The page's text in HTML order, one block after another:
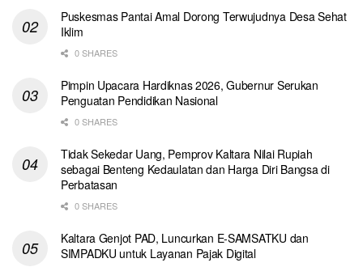
Puskesmas Pantai Amal Dorong Terwujudnya Desa Sehat
Iklim
0 SHARES
Pimpin Upacara Hardiknas 2026, Gubernur Serukan
Penguatan Pendidikan Nasional
0 SHARES
Tidak Sekedar Uang, Pemprov Kaltara Nilai Rupiah
sebagai Benteng Kedaulatan dan Harga Diri Bangsa di
Perbatasan
0 SHARES
Kaltara Genjot PAD, Luncurkan E-SAMSATKU dan
SIMPADKU untuk Layanan Pajak Digital